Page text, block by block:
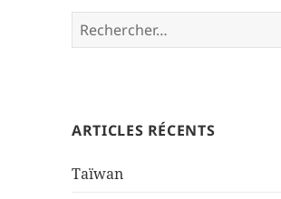
Rechercher :
ARTICLES RÉCENTS
Taïwan